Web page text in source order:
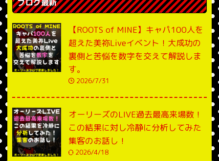
ブログ最新
【ROOTS of MINE】キャパ100人を
超えた美祢Liveイベント！大成功の
裏側と苦悩を数字を交えて解説しま
す。
2026/7/31
オーリーズのLIVE過去最高来場数！
この結果に対し冷静に分析してみた
集客のお話し！
2026/4/18